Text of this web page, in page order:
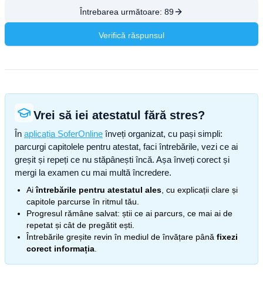
Întrebarea următoare: 89
Verifică răspunsul
Vrei să iei atestatul fără stres?
În aplicația SoferOnline înveți organizat, cu pași simpli:
parcurgi capitolele pentru atestat, faci întrebările, vezi ce ai
greșit și repeți ce nu stăpânești încă. Așa înveți corect și
mergi la examen cu mai multă încredere.
Aiîntrebările pentru atestatul ales , cu explicații clare și
capitole parcurse în ritmul tău.
Progresul rămâne salvat: știi ce ai parcurs, ce mai ai de
repetat și cât de pregătit ești.
Întrebările greșite revin în mediul de învățare până fixezi
corect informația